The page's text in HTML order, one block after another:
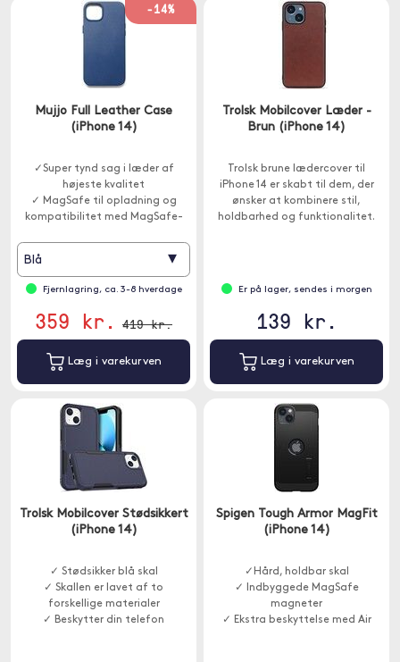
-14%
Mujjo Full Leather Case
(iPhone 14)
✓Super tynd sag i læder af
højeste kvalitet
✓ MagSafe til opladning og
kompatibilitet med MagSafe-
✓ Forhøjede beskyttelsesrammer
omkring skærm og kamera
Blå ▾
Fjernlagring, ca. 3-8 hverdage
359 kr. 419 kr.
Læg i varekurven
Trolsk Mobilcover Læder -
Brun (iPhone 14)
Trolsk brune lædercover til
iPhone 14 er skabt til dem, der
ønsker at kombinere stil,
holdbarhed og funktionalitet.
Er på lager, sendes i morgen
139 kr.
Læg i varekurven
Trolsk Mobilcover Stødsikkert
(iPhone 14)
✓ Stødsikker blå skal
✓ Skallen er lavet af to
forskellige materialer
✓ Beskytter din telefon
Spigen Tough Armor MagFit
(iPhone 14)
✓Hård, holdbar skal
✓ Indbyggede MagSafe
magneter
✓ Ekstra beskyttelse med Air